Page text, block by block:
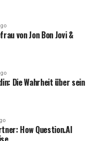
von Jon Bon Jovi &
Die Wahrheit über sein
How Question.AI